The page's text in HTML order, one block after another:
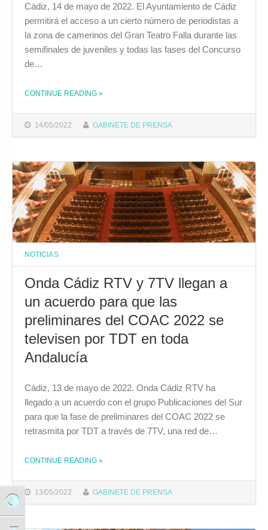
Alternar alto contraste
14/05/2022 GABINETE DE PRENSA
Cádiz, 14 de mayo de 2022. El Ayuntamiento de Cádiz
permitirá el acceso a un cierto número de periodistas a
la zona de camerinos del Gran Teatro Falla durante las
semifinales de juveniles y todas las fases del Concurso
de…
CONTINUE READING »
NOTICIAS
Onda Cádiz RTV y 7TV llegan a
un acuerdo para que las
preliminares del COAC 2022 se
televisen por TDT en toda
Andalucía
13/05/2022 GABINETE DE PRENSA
Cádiz, 13 de mayo de 2022. Onda Cádiz RTV ha
llegado a un acuerdo con el grupo Publicaciones del Sur
para que la fase de preliminares del COAC 2022 se
retrasmita por TDT a través de 7TV, una red de…
CONTINUE READING »